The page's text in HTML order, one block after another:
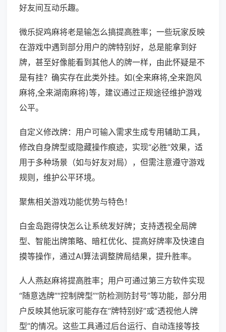
好友间互动乐趣。
微乐捉鸡麻将老是输怎么搞提高胜率；一些玩家反映
在游戏中遇到部分用户的牌特别好，总是能拿到好
牌，甚至好像能看到其他人的牌一样，由此怀疑是不
是有挂？确实存在此类外挂。如(全来麻将,全来跑风
麻将,全来湖南麻将)等，建议通过正规途径维护游戏
公平。
自定义修改牌：用户可输入需求生成专用辅助工具，
修改自身牌型或隐藏操作痕迹，实现“必胜”效果，适
用于多种场景（如与好友对局），但需注意遵守游戏
规则，维护公平环境。
聚焦相关游戏功能优势与特色！
白金岛跑得快怎么让系统发好牌；支持透视全局牌
型、智能出牌策略、暗杠优化、提高好牌率及快速自
摸等操作，通过AI算法调整牌局结果，提升胜率。
人人燕赵麻将提高胜率；用户可通过第三方软件实现
“随意选牌”“控制牌型”“防检测防封号”等功能，部分用
户反映其他玩家可能存在“牌特别好”或“透视他人牌
型”的情况。这些工具通过后台运行、自动连接等技